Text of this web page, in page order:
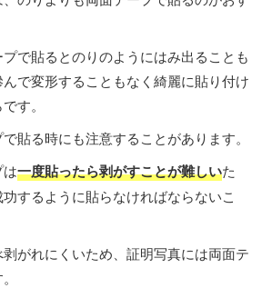
で貼るとのりのようにはみ出ることも
で変形することもなく綺麗に貼り付け
す。
貼る時にも注意することがあります。
一度貼ったら剥がすことが難しいた
するように貼らなければならないこ
がれにくいため、証明写真には両面テ